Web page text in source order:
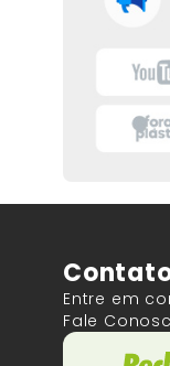
Entre em
Fale